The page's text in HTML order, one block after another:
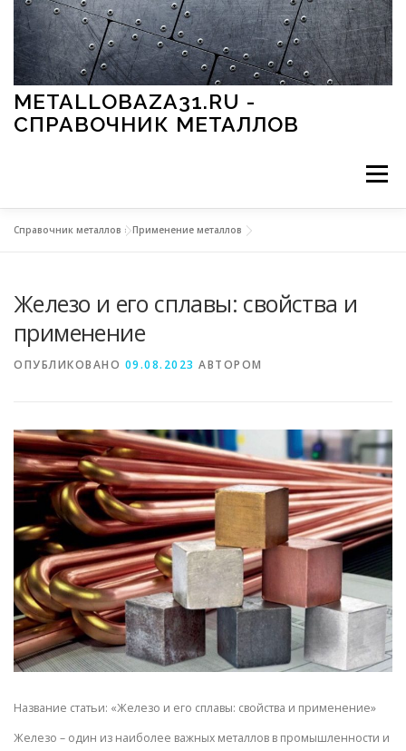
Перейти к содержимому
METALLOBAZA31.RU -
СПРАВОЧНИК МЕТАЛЛОВ
Меню
МЕТАЛЛЫ И ОКРУЖАЮЩАЯ СРЕДА
СВОЙСТВА МЕТАЛЛОВ СОРТА МЕТАЛЛОВ
СТАТЬИ
Справочник металлов »Применение металлов
Железо и его сплавы: свойства и
применение
ОПУБЛИКОВАНО 09.08.2023 АВТОРОМ
Название статьи: «Железо и его сплавы: свойства и применение»
Железо – один из наиболее важных металлов в промышленности и